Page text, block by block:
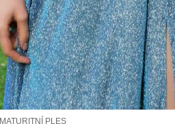
MATURITNÍ PLES